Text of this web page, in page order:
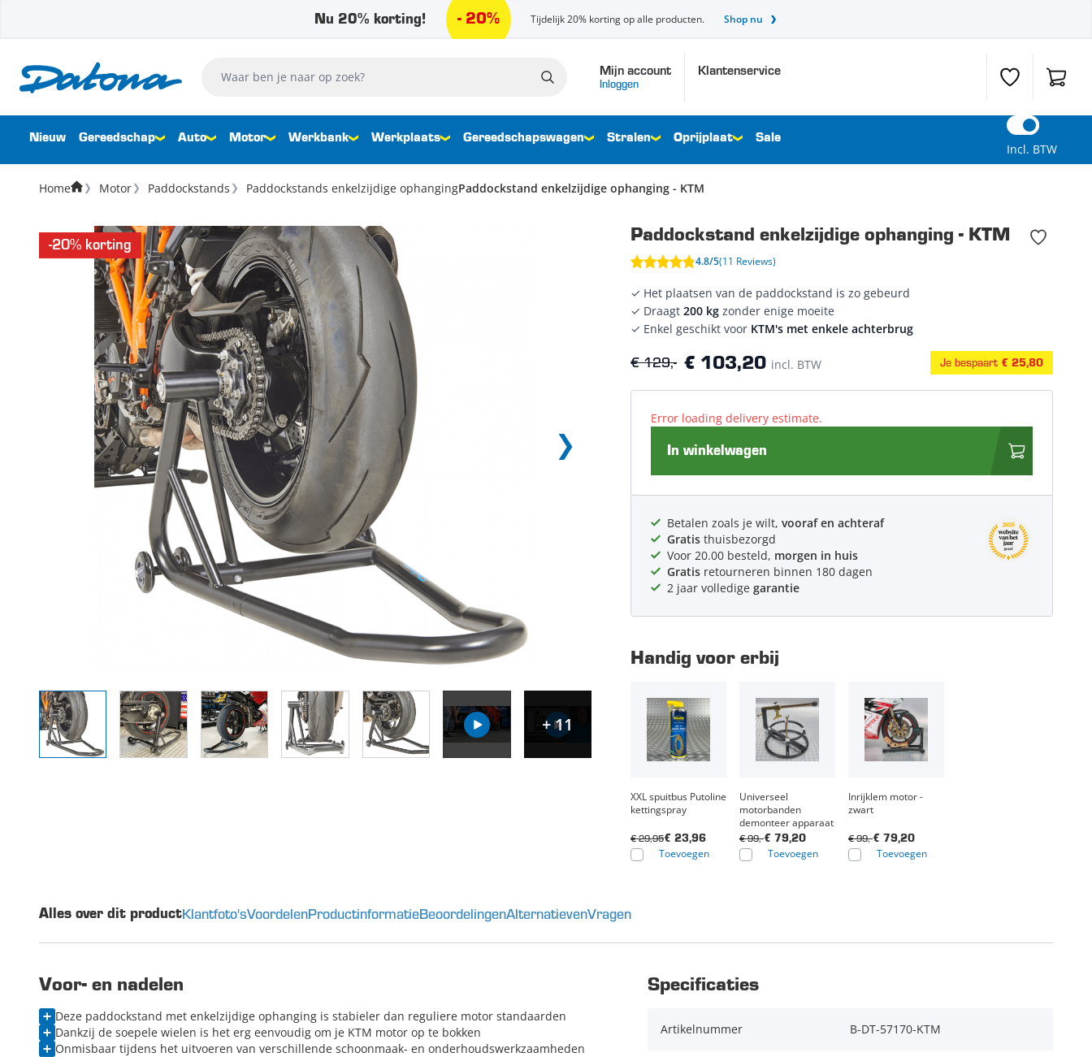
Nu 20% korting! - 20% Tijdelijk 20% korting op alle producten. Shop nu
Mijn account
Inloggen
Klantenservice
Verlanglijst
Waar ben je naar op zoek?
Nieuw Gereedschap Auto Motor Werkbank Werkplaats Gereedschapswagen Stralen Oprijplaat Sale
Incl. BTW
Home Motor Paddockstands Paddockstands enkelzijdige ophangingPaddockstand enkelzijdige ophanging - KTM
-20% korting
+ 11
Paddockstand enkelzijdige ophanging - KTM
4.8/5(11 Reviews)
✓ Het plaatsen van de paddockstand is zo gebeurd
✓ Draagt 200 kg zonder enige moeite
✓ Enkel geschikt voor KTM's met enkele achterbrug
€ 129,- € 103,20 incl. BTW Je bespaart € 25,80
Error loading delivery estimate.
In winkelwagen
Betalen zoals je wilt, vooraf en achteraf
Gratis thuisbezorgd
Voor 20.00 besteld, morgen in huis
Gratis retourneren binnen 180 dagen
2 jaar volledige garantie
Handig voor erbij
XXL spuitbus Putoline
kettingspray
€ 23,96
€ 29,95
Toevoegen
Universeel
motorbanden
demonteer apparaat
€ 79,20
€ 99,-
Toevoegen
Inrijklem motor -
zwart
€ 79,20
€ 99,-
Toevoegen
Alles over dit productKlantfoto'sVoordelenProductinformatieBeoordelingenAlternatievenVragen
Specificaties
Artikelnummer B-DT-57170-KTM
Voor- en nadelen
Deze paddockstand met enkelzijdige ophanging is stabieler dan reguliere motor standaarden
Dankzij de soepele wielen is het erg eenvoudig om je KTM motor op te bokken
Onmisbaar tijdens het uitvoeren van verschillende schoonmaak- en onderhoudswerkzaamheden